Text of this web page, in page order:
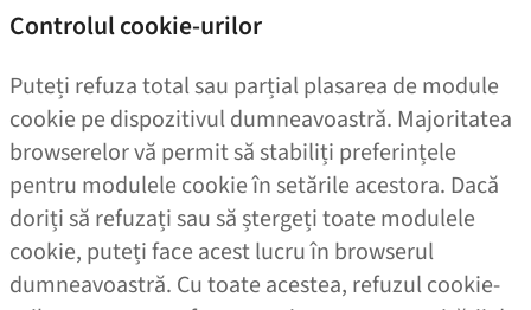
Controlul cookie-urilor
Puteți refuza total sau parțial plasarea de module
cookie pe dispozitivul dumneavoastră. Majoritatea
browserelor vă permit să stabiliți preferințele
pentru modulele cookie în setările acestora. Dacă
doriți să refuzați sau să ștergeți toate modulele
cookie, puteți face acest lucru în browserul
dumneavoastră. Cu toate acestea, refuzul cookie-